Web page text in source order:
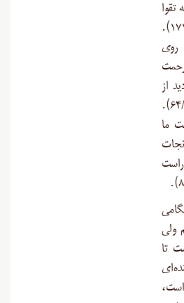
تقوا
پیشه کنید (اعراف/۱۷۱).
روی
رحمت
از
زیانکاران می‌شدید (بقره/۶۴).
ما
ولی
تا
است،